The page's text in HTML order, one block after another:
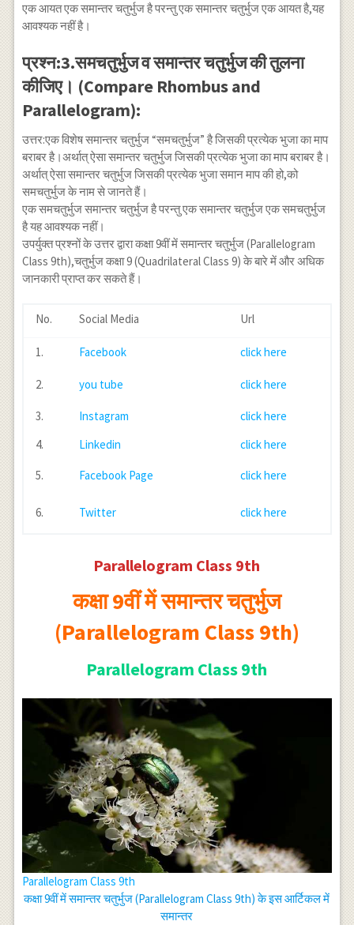
एक आयत एक समान्तर चतुर्भुज है परन्तु एक समान्तर चतुर्भुज एक आयत है,यह
आवश्यक नहीं है।
प्रश्न:3.समचतुर्भुज व समान्तर चतुर्भुज की तुलना
कीजिए। (Compare Rhombus and
Parallelogram):
उत्तर:एक विशेष समान्तर चतुर्भुज “समचतुर्भुज” है जिसकी प्रत्येक भुजा का माप
बराबर है।अर्थात् ऐसा समान्तर चतुर्भुज जिसकी प्रत्येक भुजा का माप बराबर है।
अर्थात् ऐसा समान्तर चतुर्भुज जिसकी प्रत्येक भुजा समान माप की हो,को
समचतुर्भुज के नाम से जानते हैं।
एक समचतुर्भुज समान्तर चतुर्भुज है परन्तु एक समान्तर चतुर्भुज एक समचतुर्भुज
है यह आवश्यक नहीं।
उपर्युक्त प्रश्नों के उत्तर द्वारा कक्षा 9वीं में समान्तर चतुर्भुज (Parallelogram
Class 9th),चतुर्भुज कक्षा 9 (Quadrilateral Class 9) के बारे में और अधिक
जानकारी प्राप्त कर सकते हैं।
No. Social Media Url
1. Facebook click here
2. you tube click here
3. Instagram
click here
4.
Linkedin click here
5. Facebook Page click here
6. Twitter click here
Parallelogram Class 9th
कक्षा 9वीं में समान्तर चतुर्भुज
(Parallelogram Class 9th)
Parallelogram Class 9th
Parallelogram Class 9th
कक्षा 9वीं में समान्तर चतुर्भुज (Parallelogram Class 9th) के इस आर्टिकल में
समान्तर